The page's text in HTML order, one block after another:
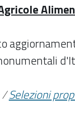
/Selezioni